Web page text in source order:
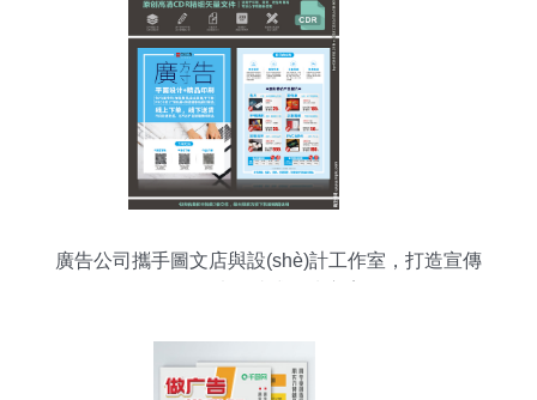
廣告公司攜手圖文店與設(shè)計工作室，打造宣傳